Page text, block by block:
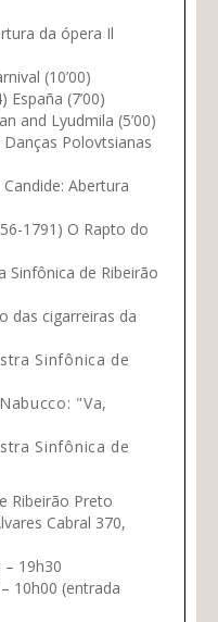
da ópera Il
(10’00)
España (7’00)
and Lyudmila (5’00)
Polovtsianas
Abertura
1791) O Rapto do
Sinfônica de Ribeirão
das cigarreiras da
Sinfônica de
"Va,
Sinfônica de
Ribeirão Preto
Cabral 370,
19h30
10h00 (entrada